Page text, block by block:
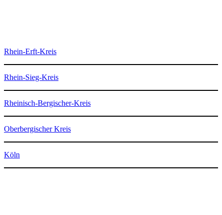
Rhein-Erft-Kreis
Rhein-Sieg-Kreis
Rheinisch-Bergischer-Kreis
Oberbergischer Kreis
Köln